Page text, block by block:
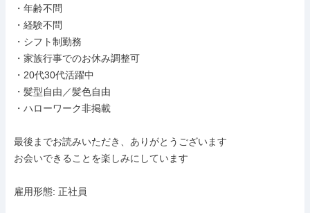
・年齢不問
・経験不問
・シフト制勤務
・家族行事でのお休み調整可
・20代30代活躍中
・髪型自由／髪色自由
・ハローワーク非掲載
最後までお読みいただき、ありがとうございます
お会いできることを楽しみにしています
雇用形態: 正社員